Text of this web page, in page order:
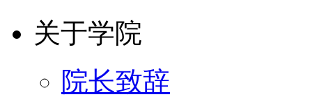
关于学院
院长致辞